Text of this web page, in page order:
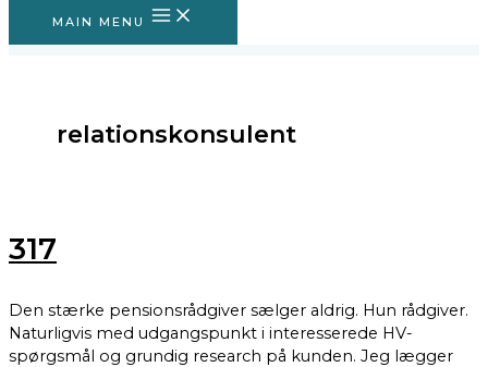
MAIN MENU
relationskonsulent
317
Den stærke pensionsrådgiver sælger aldrig. Hun rådgiver.
Naturligvis med udgangspunkt i interesserede HV-
spørgsmål og grundig research på kunden. Jeg lægger